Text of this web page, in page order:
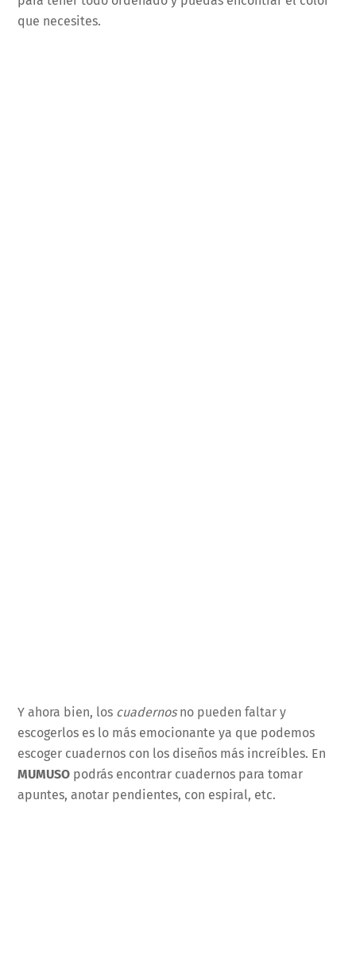
que necesites.
Y ahora bien, los cuadernosno pueden faltar y
escogerlos es lo más emocionante ya que podemos
escoger cuadernos con los diseños más increíbles. En
MUMUSO podrás encontrar cuadernos para tomar
apuntes, anotar pendientes, con espiral, etc.